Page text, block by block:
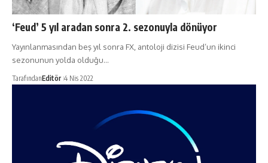
‘Feud’ 5 yıl aradan sonra 2. sezonuyla dönüyor
Yayınlanmasından beş yıl sonra FX, antoloji dizisi Feud’un ikinci
sezonunun yolda olduğu…
TarafındanEditör 4 Nis 2022